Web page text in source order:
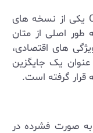
یکی از نسخه ‌های
اصلی از متان
های اقتصادی،
یک جایگزین
گرفته است.
به صورت فشرده در